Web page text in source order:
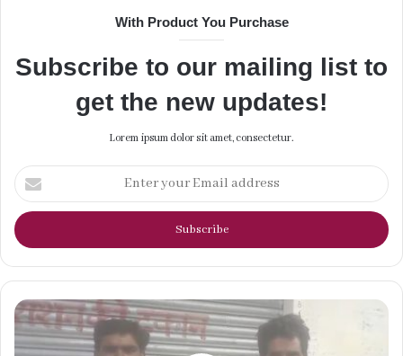
With Product You Purchase
Subscribe to our mailing list to
get the new updates!
Lorem ipsum dolor sit amet, consectetur.
Enter
your
Email
address